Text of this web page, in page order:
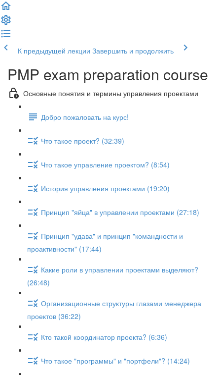
К предыдущей лекции Завершить и продолжить
PMP exam preparation course
Основные понятия и термины управления проектами
Добро пожаловать на курс!
Что такое проект? (32:39)
Что такое управление проектом? (8:54)
История управления проектами (19:20)
Принцип "яйца" в управлении проектами (27:18)
Принцип "удава" и принцип "командности и
проактивности" (17:44)
Какие роли в управлении проектами выделяют?
(26:48)
Организационные структуры глазами менеджера
проектов (36:22)
Кто такой координатор проекта? (6:36)
Что такое "программы" и "портфели"? (14:24)